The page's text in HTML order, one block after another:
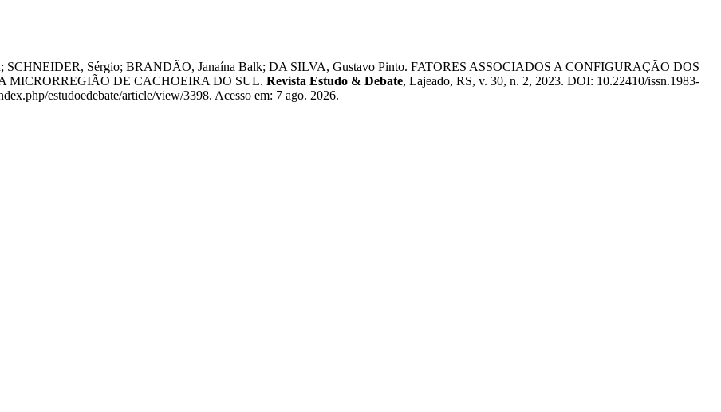
Sérgio; BRANDÃO, Janaína Balk; DA SILVA, Gustavo Pinto. FATORES ASSOCIADOS A CONFIGURAÇÃO DOS
DE CACHOEIRA DO SUL. Revista Estudo & Debate, Lajeado, RS, v. 30, n. 2, 2023. DOI: 10.22410/issn.1983-
estudoedebate/article/view/3398. Acesso em: 7 ago. 2026.